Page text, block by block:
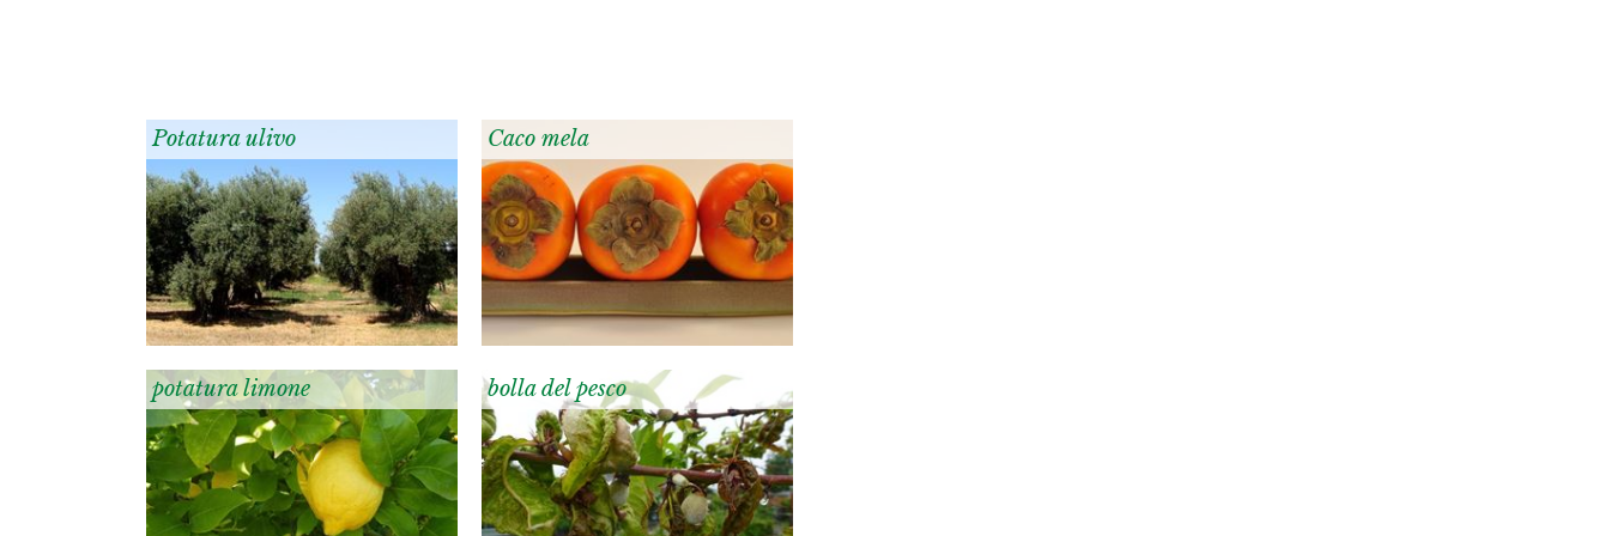
Potatura ulivo Caco mela
potatura limone bolla del pesco